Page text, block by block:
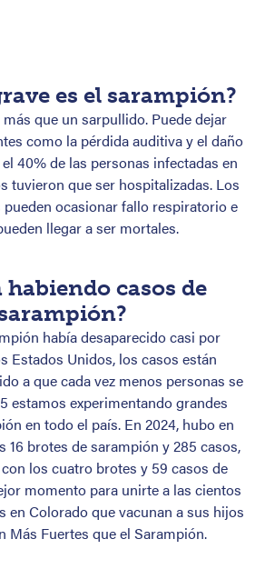
es el sarampión?
que un sarpullido. Puede dejar
como la pérdida auditiva y el daño
40% de las personas infectadas en
tuvieron que ser hospitalizadas. Los
ocasionar fallo respiratorio e
llegar a ser mortales.
habiendo casos de
había desaparecido casi por
Estados Unidos, los casos están
a que cada vez menos personas se
estamos experimentando grandes
en todo el país. En 2024, hubo en
16 brotes de sarampión y 285 casos,
los cuatro brotes y 59 casos de
momento para unirte a las cientos
en Colorado que vacunan a sus hijos
Más Fuertes que el Sarampión.